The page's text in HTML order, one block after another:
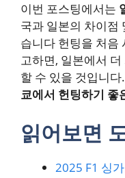
이번 포스팅에서는
국과 일본의 차이점
습니다 헌팅을 처음
고하면, 일본에서
할 수 있을 것입니
쿄에서 헌팅하기 좋
읽어보면
2025 F1 싱